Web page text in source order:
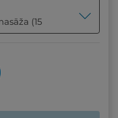
(15 min.) - 1 reizi, 2